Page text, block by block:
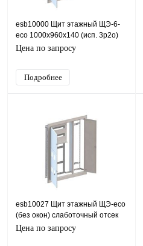
esb10000 Щит этажный ЩЭ-6-
eco 1000х960х140 (исп. 3р2о)
ESB (сталь), IP31,
Цена по запросу
Подробнее
esb10027 Щит этажный ЩЭ-eco
(без окон) слаботочный отсек
слева 1000х960х140 ESB
Цена по запросу